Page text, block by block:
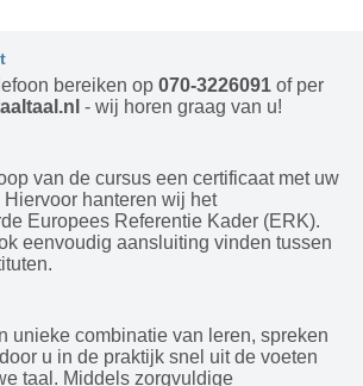
bereiken op 070-3226091 of per
- wij horen graag van u!
van de cursus een certificaat met uw
hanteren wij het
Europees Referentie Kader (ERK).
eenvoudig aansluiting vinden tussen
unieke combinatie van leren, spreken
u in de praktijk snel uit de voeten
taal. Middels zorgvuldige